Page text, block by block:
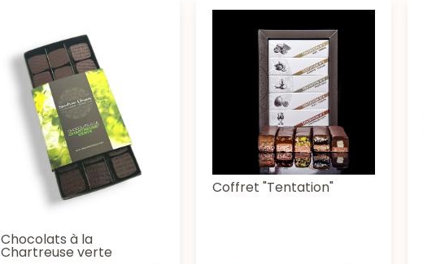
Chocolats à la
Chartreuse verte
Coffret "Tentation"